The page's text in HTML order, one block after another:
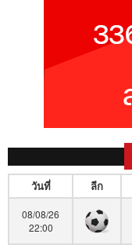
วันที่ ลีก
08/08/26
22:00